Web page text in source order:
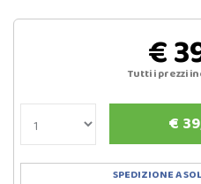
€
Tutti i prezzi
€
SPEDIZIONE A